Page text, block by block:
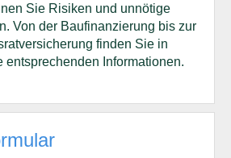
Sie Risiken und unnötige
Von der Baufinanzierung bis zur
finden Sie in
entsprechenden Informationen.